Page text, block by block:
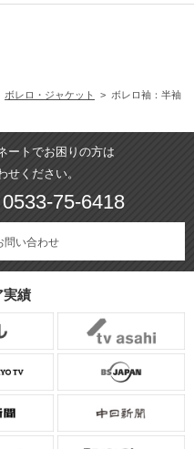
ボレロ・ジャケット
> ボレロ袖：半袖
ートでお困りの方は
せください。
75-6418
問い合わせ
実績